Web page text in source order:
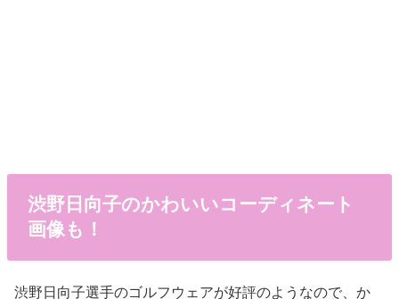
渋野日向子のかわいいコーディネート
画像も！
渋野日向子選手のゴルフウェアが好評のようなので、か